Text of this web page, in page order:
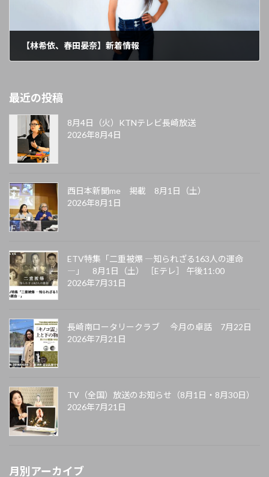
【林希依、春田晏奈】新着情報
最近の投稿
8月4日（火）KTNテレビ長崎放送
2026年8月4日
西日本新聞me 掲載 8月1日（土）
2026年8月1日
ETV特集「二重被爆 ―知られざる163人の運命
―」 8月1日（土） ［Eテレ］ 午後11:00
2026年7月31日
長崎南ロータリークラブ 今月の卓話 7月22日
2026年7月21日
TV（全国）放送のお知らせ（8月1日・8月30日）
2026年7月21日
月別アーカイブ